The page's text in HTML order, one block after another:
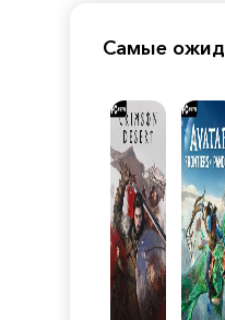
Самые